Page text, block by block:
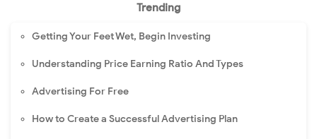
Trending
Getting Your Feet Wet, Begin Investing
Understanding Price Earning Ratio And Types
Advertising For Free
How to Create a Successful Advertising Plan